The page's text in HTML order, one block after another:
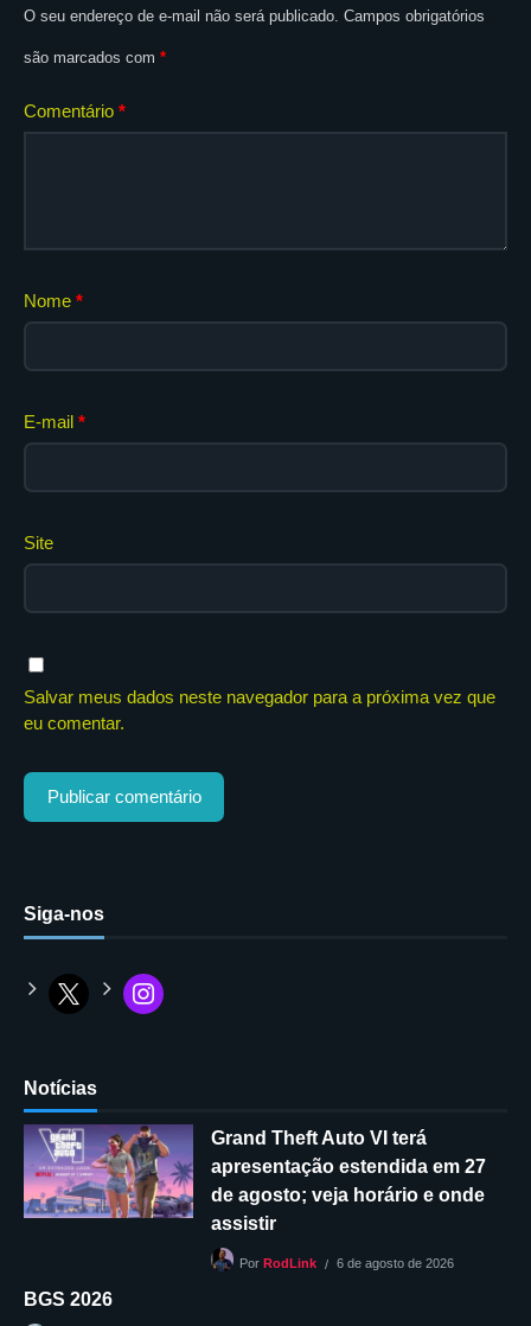
O seu endereço de e-mail não será publicado. Campos obrigatórios
são marcados com *
Comentário *
Nome *
E-mail *
Site
Salvar meus dados neste navegador para a próxima vez que
eu comentar.
Siga-nos
Notícias
Grand Theft Auto VI terá
apresentação estendida em 27
de agosto; veja horário e onde
assistir
Por RodLink 6 de agosto de 2026
BGS 2026